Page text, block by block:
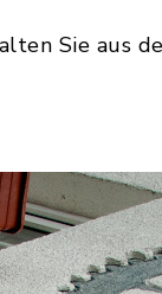
Sie aus